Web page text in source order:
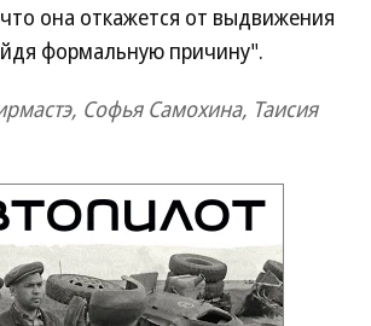
она откажется от выдвижения
формальную причину".
Софья Самохина, Таисия